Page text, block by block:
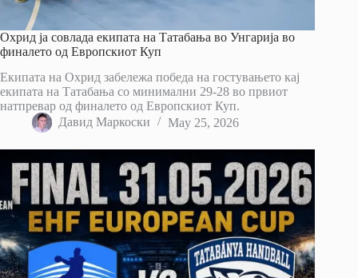
Охрид ја совлада екипата на Татабања во Унгарија во
финалето од Европскиот Куп
Екипата на Охрид забележа победа на гостувањето кај
екипата на Татабања со минимални 29-28 во првиот
натпревар од финалето од Европскиот Куп.
Давид Маркоски
May 25, 2026